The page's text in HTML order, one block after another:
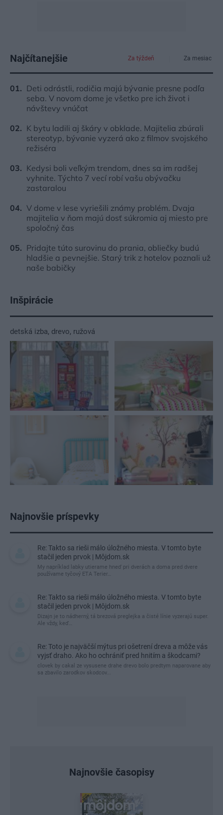
Najčítanejšie Za týždeň Za mesiac
Deti odrástli, rodičia majú bývanie presne podľa
seba. V novom dome je všetko pre ich život i
návštevy vnúčat
K bytu ladili aj škáry v obklade. Majitelia zbúrali
stereotyp, bývanie vyzerá ako z filmov svojského
režiséra
Kedysi boli veľkým trendom, dnes sa im radšej
vyhnite. Týchto 7 vecí robí vašu obývačku
zastaralou
V dome v lese vyriešili známy problém. Dvaja
majitelia v ňom majú dosť súkromia aj miesto pre
spoločný čas
Pridajte túto surovinu do prania, obliečky budú
hladšie a pevnejšie. Starý trik z hotelov poznali už
naše babičky
Inšpirácie
detská izba, drevo, ružová
Najnovšie príspevky
Re: Takto sa rieši málo úložného miesta. V tomto byte
stačil jeden prvok | Môjdom.sk
My napríklad labky utierame hneď pri dverách a doma pred dvere
používame tyčový ETA Terier…
Re: Takto sa rieši málo úložného miesta. V tomto byte
stačil jeden prvok | Môjdom.sk
Dizajn je to nádherný, tá brezová preglejka a čisté línie vyzerajú super.
Ale vždy, keď…
Re: Toto je najväčší mýtus pri ošetrení dreva a môže vás
vyjsť draho. Ako ho ochrániť pred hnitím a škodcami?
clovek by cakal ze vysusene drahe drevo bolo predtym naparovane aby
sa zbavilo zarodkov skodcov...
Najnovšie časopisy